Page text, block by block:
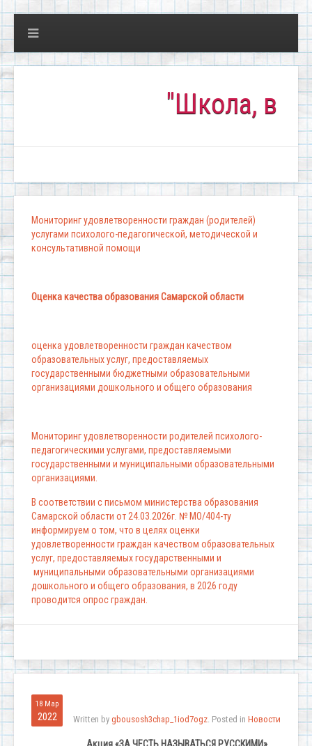
"Школа, в которой
Мониторинг удовлетворенности граждан (родителей)
услугами психолого-педагогической, методической и
консультативной помощи
Оценка качества образования Самарской области
оценка удовлетворенности граждан качеством
образовательных услуг, предоставляемых
государственными бюджетными образовательными
организациями дошкольного и общего образования
Мониторинг удовлетворенности родителей психолого-
педагогическими услугами, предоставляемыми
государственными и муниципальными образовательными
организациями.
В соответствии с письмом министерства образования
Самарской области от 24.03.2026г. № МО/404-ту
информируем о том, что в целях оценки
удовлетворенности граждан качеством образовательных
услуг, предоставляемых государственными и
муниципальными образовательными организациями
дошкольного и общего образования, в 2026 году
проводится опрос граждан.
18 Мар
2022 Written by gbousosh3chap_1iod7ogz. Posted in Новости